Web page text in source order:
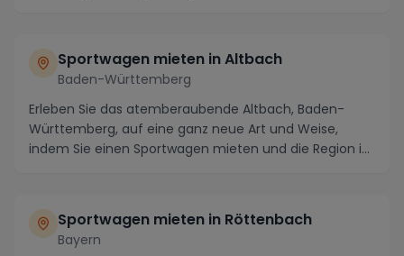
Sportwagen mieten in Altbach
Baden-Württemberg
Erleben Sie das atemberaubende Altbach, Baden-
Württemberg, auf eine ganz neue Art und Weise,
indem Sie einen Sportwagen mieten und die Region in
Sportwagen mieten in Röttenbach
Bayern